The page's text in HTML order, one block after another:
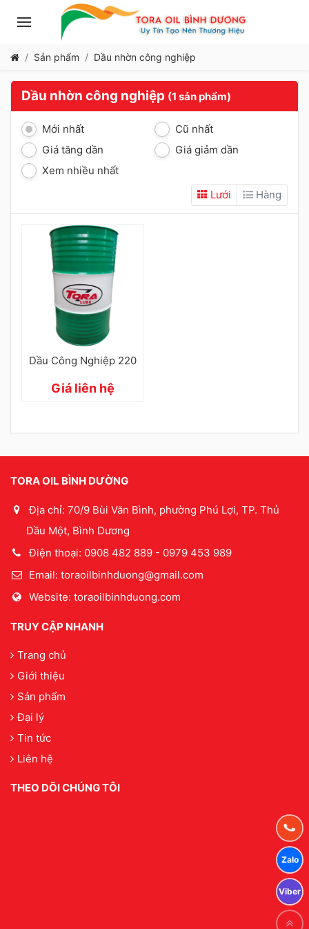
Sản phẩm Dầu nhờn công nghiệp
Dầu nhờn công nghiệp (1 sản phẩm)
Mới nhất
Cũ nhất
Giá tăng dần
Giá giảm dần
Xem nhiều nhất
Lưới
Hàng
Dầu Công Nghiệp 220
Giá liên hệ
TORA OIL BÌNH DƯỜNG
Địa chỉ: 70/9 Bùi Văn Bình, phường Phú Lợi, TP. Thủ
Dầu Một, Bình Dương
Điện thoại: 0908 482 889 - 0979 453 989
Email: toraoilbinhduong@gmail.com
Website: toraoilbinhduong.com
TRUY CẬP NHANH
Trang chủ
Giới thiệu
Sản phẩm
Đại lý
Tin tức
Liên hệ
THEO DÕI CHÚNG TÔI